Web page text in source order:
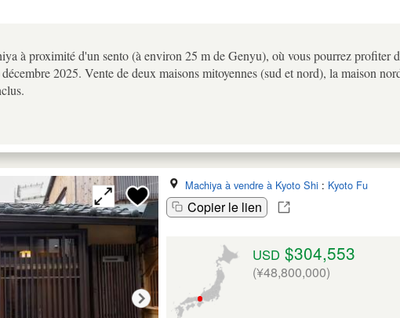
à proximité d'un sento (à environ 25 m de Genyu), où vous pourrez profiter
2025. Vente de deux maisons mitoyennes (sud et nord), la maison
Machiya à vendre à Kyoto Shi : Kyoto Fu
Copier le lien
USD $304,553
(¥48,800,000)